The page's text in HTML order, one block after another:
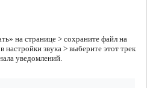
на странице > сохраните файл на
настройки звука > выберите этот трек
уведомлений.